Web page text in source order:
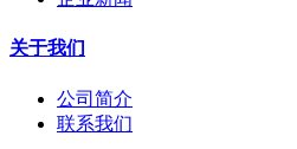
关于我们
公司简介
联系我们